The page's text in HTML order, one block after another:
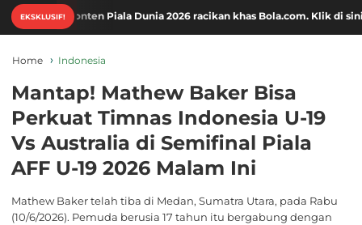
EKSKLUSIF!
Piala Dunia 2026 racikan khas Bola.com. Klik di sini!
Home Indonesia
Mantap! Mathew Baker Bisa
Perkuat Timnas Indonesia U-19
Vs Australia di Semifinal Piala
AFF U-19 2026 Malam Ini
Mathew Baker telah tiba di Medan, Sumatra Utara, pada Rabu
(10/6/2026). Pemuda berusia 17 tahun itu bergabung dengan